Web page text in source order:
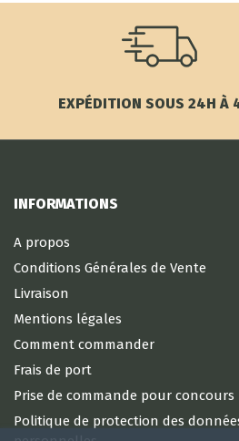
EXPÉDITION SOUS 24H À
INFORMATIONS
A propos
Conditions Générales de Vente
Livraison
Mentions légales
Comment commander
Frais de port
Prise de commande pour concours
Politique de protection des